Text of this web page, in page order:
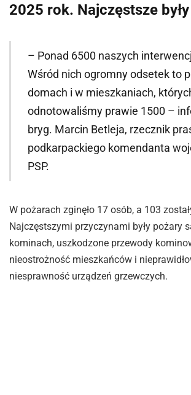
2025 rok. Najczęstsze
– Ponad 6500 naszych
Wśród nich ogromny odsetek to
domach i w mieszkaniach,
odnotowaliśmy prawie 1500 –
bryg. Marcin Betleja, rzecznik
podkarpackiego komendanta
PSP.
W pożarach zginęło 17 osób, a 103
Najczęstszymi przyczynami były pożary
kominach, uszkodzone przewody
nieostrożność mieszkańców i
niesprawność urządzeń grzewczych.